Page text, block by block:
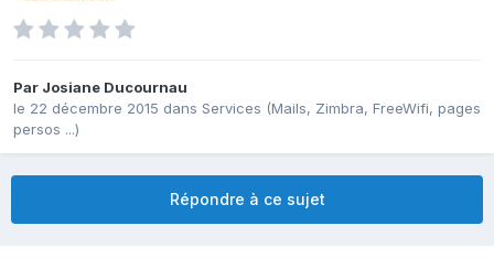
Par Josiane Ducournau
le 22 décembre 2015 dans Services (Mails, Zimbra, FreeWifi, pages
persos ...)
Répondre à ce sujet